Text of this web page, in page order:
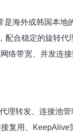
是海外或韩国本
合稳定的旋转
络带宽、并发连
转发、连接池
用、KeepAlive